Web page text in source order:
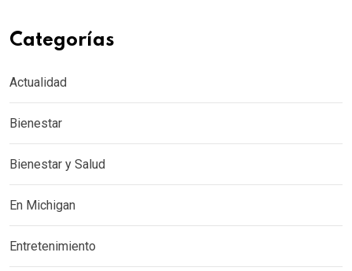
Categorías
Actualidad
Bienestar
Bienestar y Salud
En Michigan
Entretenimiento